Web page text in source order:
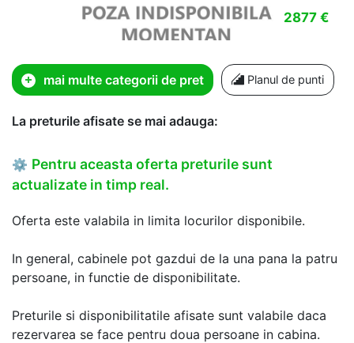
2877 €
mai multe categorii de pret Planul de punti
La preturile afisate se mai adauga:
⚙ Pentru aceasta oferta preturile sunt
actualizate in timp real.
Oferta este valabila in limita locurilor disponibile.
In general, cabinele pot gazdui de la una pana la patru
persoane, in functie de disponibilitate.
Preturile si disponibilitatile afisate sunt valabile daca
rezervarea se face pentru doua persoane in cabina.